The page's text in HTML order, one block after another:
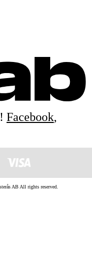
Facebook,
AB All rights reserved.